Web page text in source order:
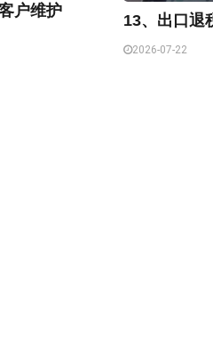
户维护
13、出口退
2026-07-22